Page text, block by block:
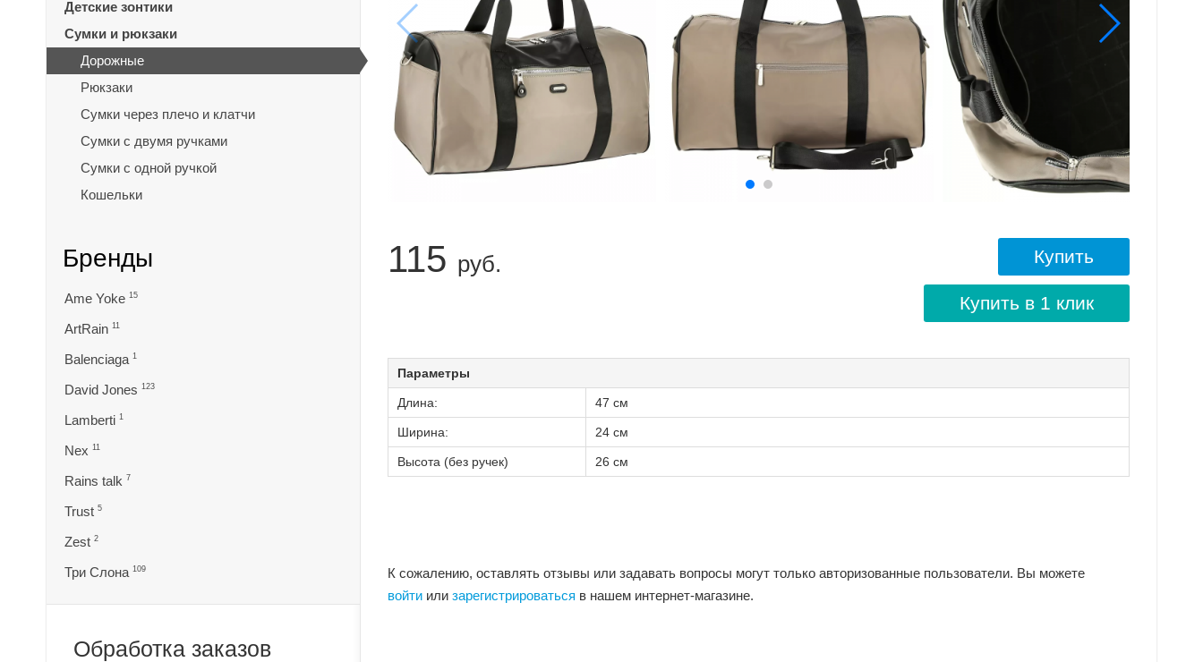
115 руб. Купить
Купить в 1 клик
Параметры
Длина: 47 см
Ширина: 24 см
Высота (без ручек) 26 см
К сожалению, оставлять отзывы или задавать вопросы могут только авторизованные пользователи. Вы можете
войти или зарегистрироваться в нашем интернет-магазине.
Детские зонтики
Сумки и рюкзаки
Дорожные
Рюкзаки
Сумки через плечо и клатчи
Сумки с двумя ручками
Сумки с одной ручкой
Кошельки
Бренды
Ame Yoke 15
ArtRain 11
Balenciaga 1
David Jones 123
Lamberti 1
Nex 11
Rains talk 7
Trust 5
Zest 2
Три Слона 109
Обработка заказов